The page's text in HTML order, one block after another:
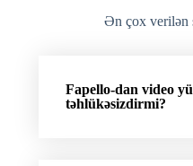
Ən çox verilən
Fapello-dan video
təhlükəsizdirmi?